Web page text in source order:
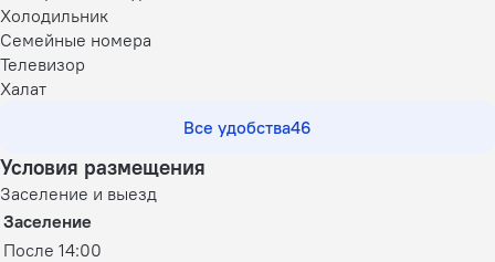
Холодильник
Семейные номера
Телевизор
Халат
Все удобства46
Условия размещения
Заселение и выезд
Заселение
После 14:00